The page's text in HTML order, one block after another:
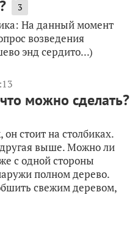
3
На данный момент
возведения
энд сердито...)
можно сделать?
стоит на столбиках.
выше. Можно ли
с одной стороны
полном дерево.
свежим деревом,